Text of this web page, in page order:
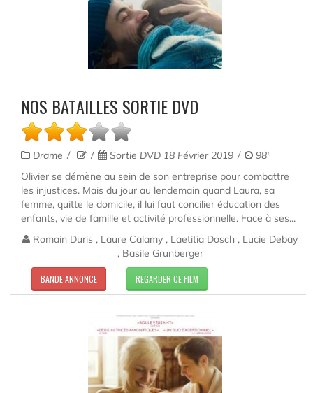
NOS BATAILLES SORTIE DVD
Drame Sortie DVD 18 Février 2019
98'
Olivier se démène au sein de son entreprise pour combattre
les injustices. Mais du jour au lendemain quand Laura, sa
femme, quitte le domicile, il lui faut concilier éducation des
enfants, vie de famille et activité professionnelle. Face à ses...
Romain Duris , Laure Calamy , Laetitia Dosch , Lucie Debay
, Basile Grunberger
BANDE ANNONCE REGARDER CE FILM